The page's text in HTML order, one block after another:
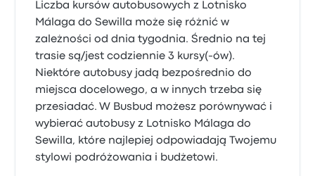
Liczba kursów autobusowych z Lotnisko
Málaga do Sewilla może się różnić w
zależności od dnia tygodnia. Średnio na tej
trasie są/jest codziennie 3 kursy(-ów).
Niektóre autobusy jadą bezpośrednio do
miejsca docelowego, a w innych trzeba się
przesiadać. W Busbud możesz porównywać i
wybierać autobusy z Lotnisko Málaga do
Sewilla, które najlepiej odpowiadają Twojemu
stylowi podróżowania i budżetowi.